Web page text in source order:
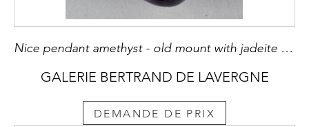
Nice pendant amethyst - old mount with jadeite and mother of pearl - 19th century
GALERIE BERTRAND DE LAVERGNE
DEMANDE DE PRIX